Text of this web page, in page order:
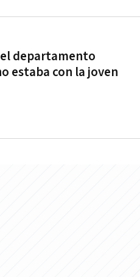
departamento
estaba con la joven